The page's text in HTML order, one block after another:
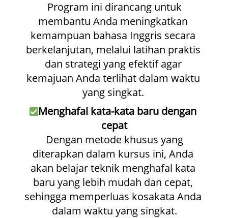
membantu Anda meningkatkan
kemampuan bahasa Inggris secara
berkelanjutan, melalui latihan praktis
dan strategi yang efektif agar
kemajuan Anda terlihat dalam waktu
yang singkat.
Menghafal kata-kata baru dengan
cepat
diterapkan dalam kursus ini, Anda
akan belajar teknik menghafal kata
baru yang lebih mudah dan cepat,
sehingga memperluas kosakata Anda
dalam waktu yang singkat.